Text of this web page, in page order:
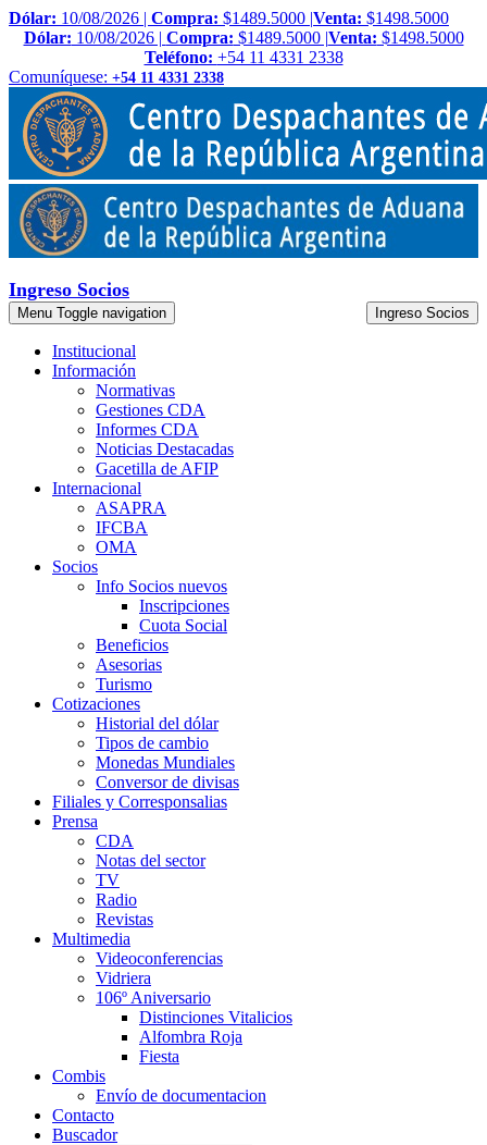
Dólar: 10/08/2026 | Compra: $1489.5000 |Venta: $1498.5000
Dólar: 10/08/2026 | Compra: $1489.5000 |Venta: $1498.5000
Teléfono: +54 11 4331 2338
Comuníquese: +54 11 4331 2338
Ingreso Socios
Menu Toggle navigation Ingreso Socios
Institucional
Información
Normativas
Gestiones CDA
Informes CDA
Noticias Destacadas
Gacetilla de AFIP
Internacional
ASAPRA
IFCBA
OMA
Socios
Info Socios nuevos
Inscripciones
Cuota Social
Beneficios
Asesorias
Turismo
Cotizaciones
Historial del dólar
Tipos de cambio
Monedas Mundiales
Conversor de divisas
Filiales y Corresponsalias
Prensa
CDA
Notas del sector
TV
Radio
Revistas
Multimedia
Videoconferencias
Vidriera
106º Aniversario
Distinciones Vitalicios
Alfombra Roja
Fiesta
Combis
Envío de documentacion
Contacto
Buscador